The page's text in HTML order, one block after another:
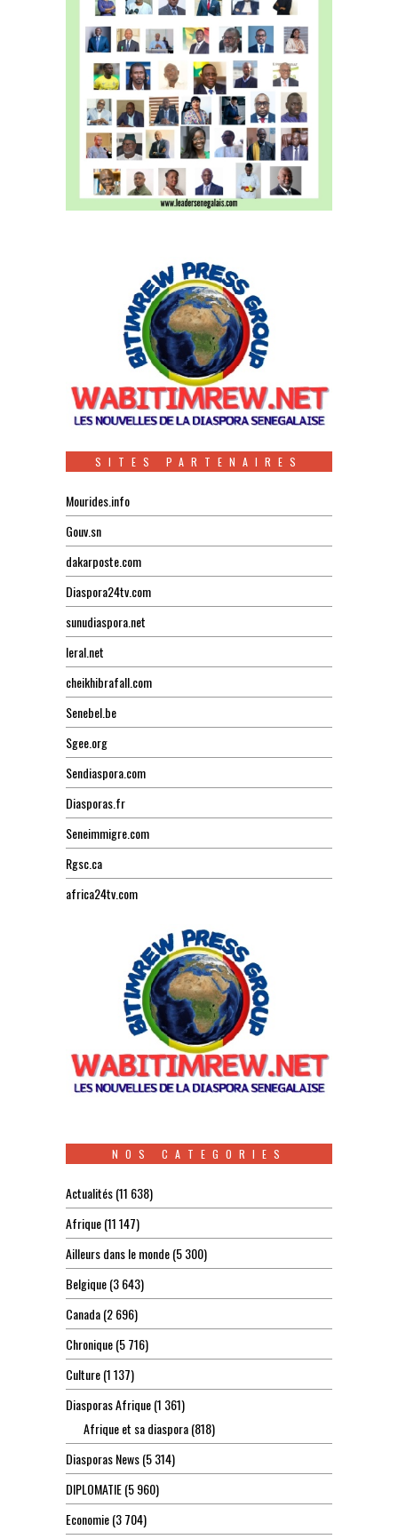
SITES PARTENAIRES
Mourides.info
Gouv.sn
dakarposte.com
Diaspora24tv.com
sunudiaspora.net
leral.net
cheikhibrafall.com
Senebel.be
Sgee.org
Sendiaspora.com
Diasporas.fr
Seneimmigre.com
Rgsc.ca
africa24tv.com
NOS CATEGORIES
Actualités(11 638)
Afrique(11 147)
Ailleurs dans le monde(5 300)
Belgique(3 643)
Canada(2 696)
Chronique(5 716)
Culture(1 137)
Diasporas Afrique(1 361)
Afrique et sa diaspora(818)
Diasporas News(5 314)
DIPLOMATIE(5 960)
Economie(3 704)